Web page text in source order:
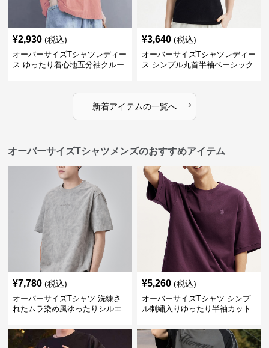
¥2,930 (税込)
オーバーサイズTシャツレディー
ス ゆったり着心地五分袖クルー
¥3,640 (税込)
オーバーサイズTシャツレディー
ス シンプル丸首半袖ベーシック
新着アイテムの一覧へ ›
オーバーサイズTシャツメンズのおすすめアイテム
¥7,780 (税込)
オーバーサイズTシャツ 洗練さ
れたムラ染め風ゆったりシルエ
¥5,260 (税込)
オーバーサイズTシャツ シンプ
ル刺繍入りゆったり半袖カット